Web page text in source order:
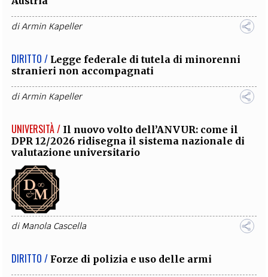
diArmin Kapeller
DIRITTO / Legge federale di tutela di minorenni
stranieri non accompagnati
diArmin Kapeller
UNIVERSITÀ / Il nuovo volto dell’ANVUR: come il
DPR 12/2026 ridisegna il sistema nazionale di
valutazione universitario
diManola Cascella
DIRITTO / Forze di polizia e uso delle armi